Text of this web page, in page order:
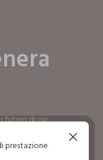
futuro di cui
prestazione
Continua senza accettare